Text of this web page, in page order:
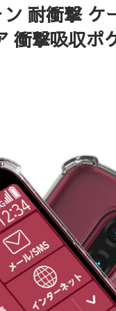
耐衝撃
衝撃吸収ポ